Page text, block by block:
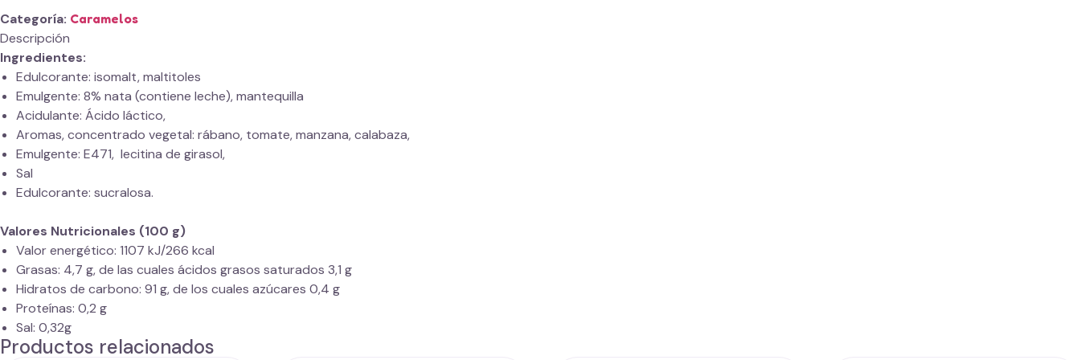
Categoría Caramelos
Descripción
Ingredientes:
Edulcorante: isomalt, maltitoles
Emulgente: 8% nata (contiene leche), mantequilla
Acidulante: Ácido láctico,
Aromas, concentrado vegetal: rábano, tomate, manzana, calabaza,
Emulgente: E471, lecitina de girasol,
Sal
Edulcorante: sucralosa.
Valores Nutricionales (100 g)
Valor energético: 1107 kJ/266 kcal
Grasas: 4,7 g, de las cuales ácidos grasos saturados 3,1 g
Hidratos de carbono: 91 g, de los cuales azúcares 0,4 g
Proteínas: 0,2 g
Sal: 0,32g
Productos relacionados